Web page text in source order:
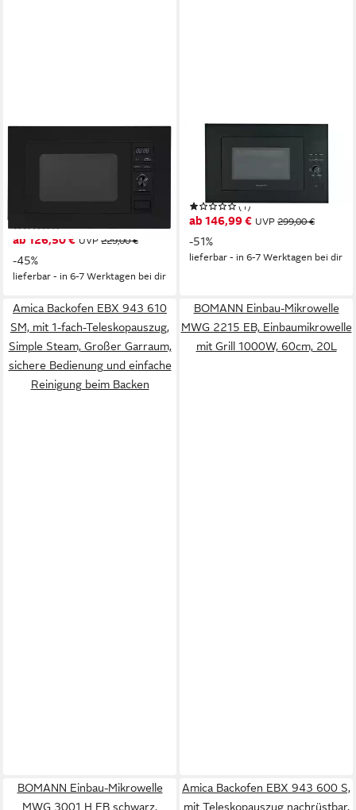
Einbau-Mikrowelle MW800-
20B EB, Mikrowelle, 20 l, 6
Auftaufunktion LED Display
ab 126,50 € UVP 229,00 €
-45%
lieferbar - in 6-7 Werktagen bei dir
WOLKENSTEIN
digitaler Timer
(1)
ab 146,99 € UVP 299,00 €
-51%
lieferbar - in 6-7 Werktagen bei dir
Amica Backofen EBX 943 610
SM, mit 1-fach-Teleskopauszug,
Simple Steam, Großer Garraum,
sichere Bedienung und einfache
Reinigung beim Backen
BOMANN Einbau-Mikrowelle
MWG 2215 EB, Einbaumikrowelle
mit Grill 1000W, 60cm, 20L
BOMANN Einbau-Mikrowelle
MWG 3001 H EB schwarz,
Amica Backofen EBX 943 600 S,
mit Teleskopauszug nachrüstbar,